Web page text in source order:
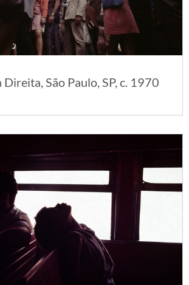
Direita, São Paulo, SP, c. 1970